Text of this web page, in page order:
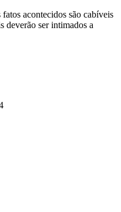
acontecidos são cabíveis
deverão ser intimados a